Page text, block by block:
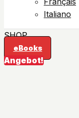
Italiano
SHOP
eBooks
Angebot!